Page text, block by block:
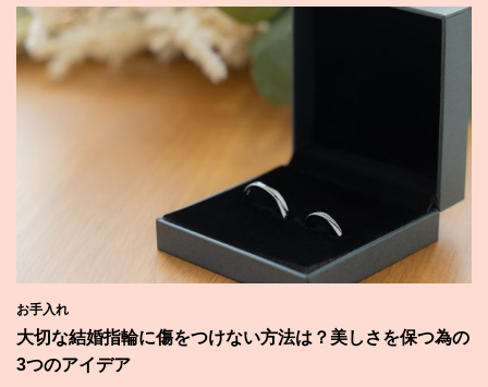
お手入れ
大切な結婚指輪に傷をつけない方法は？美しさを保つ為の
3つのアイデア